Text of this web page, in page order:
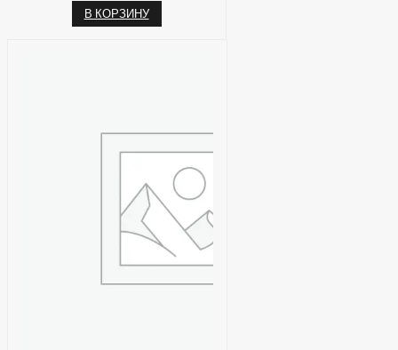
В КОРЗИНУ